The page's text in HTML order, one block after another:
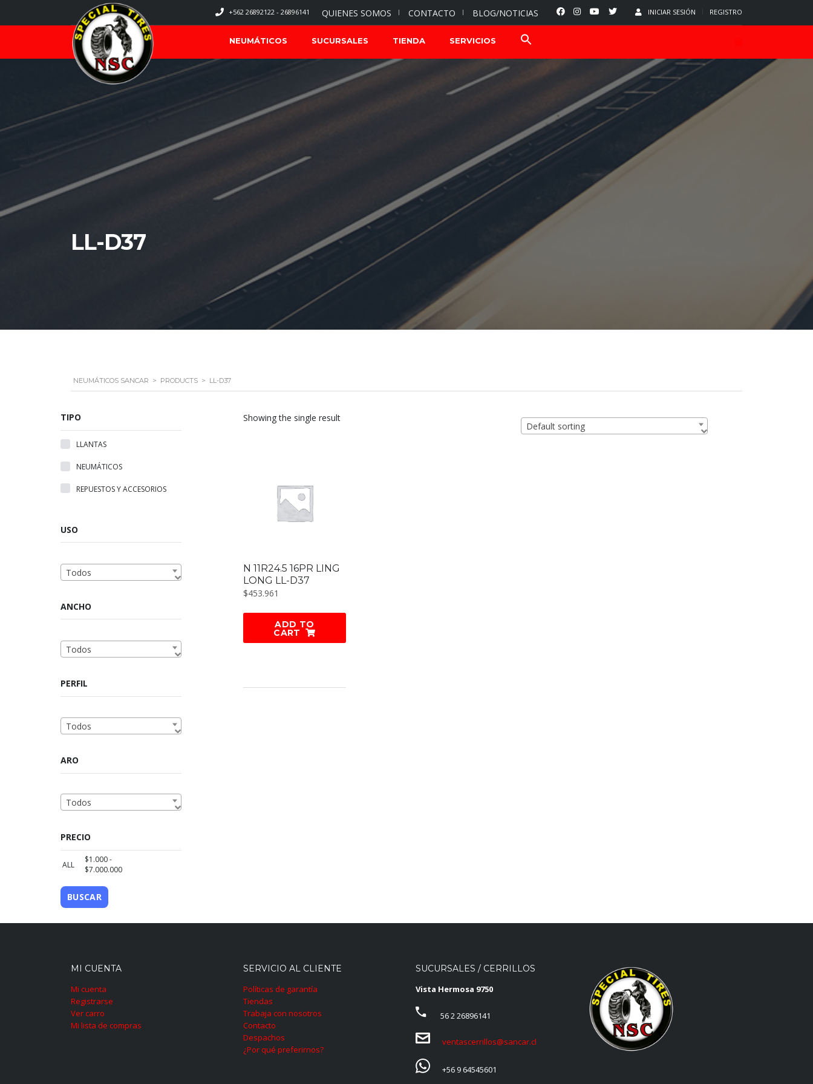
INICIAR SESIÓN REGISTRO
QUIENES SOMOS CONTACTO BLOG/NOTICIAS
+562 26892122 - 26896141
NEUMÁTICOS SUCURSALES TIENDA SERVICIOS
LL-D37
NEUMÁTICOS SANCAR > PRODUCTS > LL-D37
Showing the single result
Default sorting
N 11R24.5 16PR LING
LONG LL-D37
$453.961
ADD TO
CART
TIPO
LLANTAS
NEUMÁTICOS
REPUESTOS Y ACCESORIOS
USO
Todos
ANCHO
Todos
PERFIL
Todos
ARO
Todos
PRECIO
ALL $1.000-
$7.000.000
BUSCAR
MI CUENTA
Mi cuenta
Registrarse
Ver carro
Mi lista de compras
SERVICIO AL CLIENTE
Políticas de garantía
Tiendas
Trabaja con nosotros
Contacto
Despachos
¿Por qué preferirnos?
SUCURSALES / CERRILLOS
Vista Hermosa 9750
56 2 26896141
ventascerrillos@sancar.cl
+56 9 64545601